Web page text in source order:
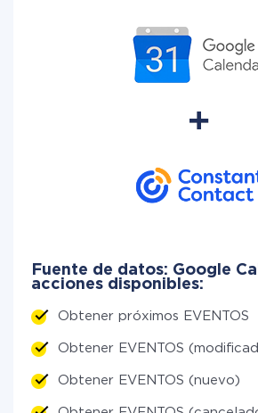
Fuente de datos: Google
acciones disponibles:
Obtener próximos EVENTOS
Obtener EVENTOS
Obtener EVENTOS (nuevo)